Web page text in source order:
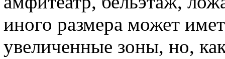
иного размера может
увеличенные зоны, но,